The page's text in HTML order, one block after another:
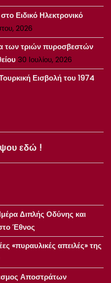
Ειδικό Ηλεκτρονικό
2026
των τριών πυροσβεστών
30 Ιουλίου, 2026
Εισβολή του 1974
εδώ !
Διπλής Οδύνης και
Έθνος
«πυραυλικές απειλές» της
Αποστράτων